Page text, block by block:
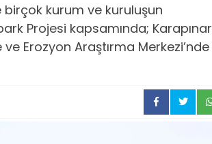
kurum ve kuruluşun
Projesi kapsamında; Karapınar
Erozyon Araştırma Merkezi’nde